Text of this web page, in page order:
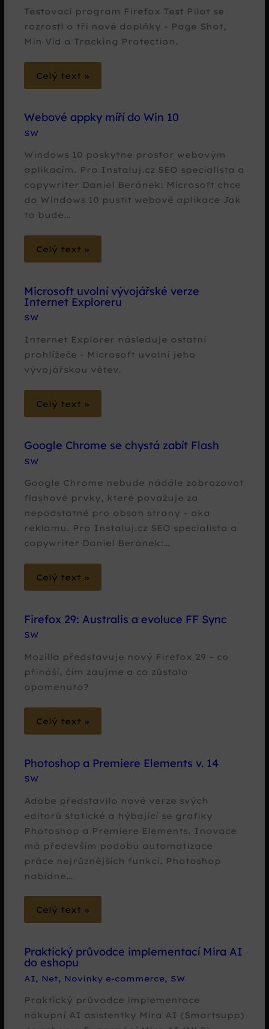
Testovací program Firefox Test Pilot se
rozrostl o tři nové doplňky - Page Shot,
Min Vid a Tracking Protection.
Celý text »
Webové appky míří do Win 10
SW
Windows 10 poskytne prostor webovým
aplikacím. Pro Instaluj.cz SEO specialista a
copywriter Daniel Beránek: Microsoft chce
do Windows 10 pustit webové aplikace Jak
to bude…
Celý text »
Microsoft uvolní vývojářské verze
Internet Exploreru
SW
Internet Explorer následuje ostatní
prohlížeče - Microsoft uvolní jeho
vývojářskou větev.
Celý text »
Google Chrome se chystá zabít Flash
SW
Google Chrome nebude nádále zobrazovat
flashové prvky, které považuje za
nepodstatné pro obsah strany – aka
reklamu. Pro Instaluj.cz SEO specialista a
copywriter Daniel Beránek:…
Celý text »
Firefox 29: Australis a evoluce FF Sync
SW
Mozilla představuje nový Firefox 29 – co
přináší, čím zaujme a co zůstalo
opomenuto?
Celý text »
Photoshop a Premiere Elements v. 14
SW
Adobe představilo nové verze svých
editorů statické a hýbající se grafiky
Photoshop a Premiere Elements. Inovace
má především podobu automatizace
práce nejrůznějších funkcí. Photoshop
nabídne…
Celý text »
Praktický průvodce implementací Mira AI
do eshopu
AI, Net, Novinky e-commerce, SW
Praktický průvodce implementace
nákupní AI asistentky Mira AI (Smartsupp)